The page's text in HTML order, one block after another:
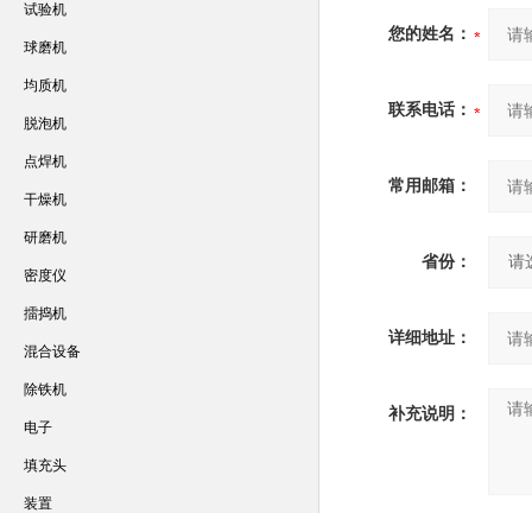
您的姓名：
联系电话：
常用邮箱：
省份：
详细地址：
补充说明：
试验机
球磨机
均质机
脱泡机
点焊机
干燥机
研磨机
密度仪
擂捣机
混合设备
除铁机
电子
填充头
装置